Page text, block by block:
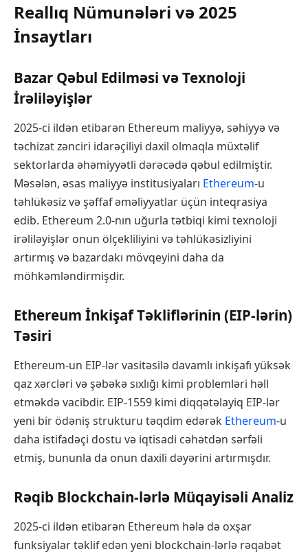
Reallıq Nümunələri və 2025
İnsaytları
Bazar Qəbul Edilməsi və Texnoloji
İrəliləyişlər
2025-ci ildən etibarən Ethereum maliyyə, səhiyyə və
təchizat zənciri idarəçiliyi daxil olmaqla müxtəlif
sektorlarda əhəmiyyətli dərəcədə qəbul edilmiştir.
Məsələn, əsas maliyyə institusiyaları Ethereum-u
təhlükəsiz və şəffaf əməliyyatlar üçün inteqrasiya
edib. Ethereum 2.0-nın uğurla tətbiqi kimi texnoloji
irəliləyişlər onun ölçekliliyini və təhlükəsizliyini
artırmış və bazardakı mövqeyini daha da
möhkəmləndirmişdir.
Ethereum İnkişaf Təkliflərinin (EIP-lərin)
Təsiri
Ethereum-un EIP-lər vasitəsilə davamlı inkişafı yüksək
qaz xərcləri və şəbəkə sıxlığı kimi problemləri həll
etməkdə vacibdir. EIP-1559 kimi diqqətəlayiq EIP-lər
yeni bir ödəniş strukturu təqdim edərək Ethereum-u
daha istifadəçi dostu və iqtisadi cəhətdən sərfəli
etmiş, bununla da onun daxili dəyərini artırmışdır.
Rəqib Blockchain-lərlə Müqayisəli Analiz
2025-ci ildən etibarən Ethereum hələ də oxşar
funksiyalar təklif edən yeni blockchain-lərlə rəqabət